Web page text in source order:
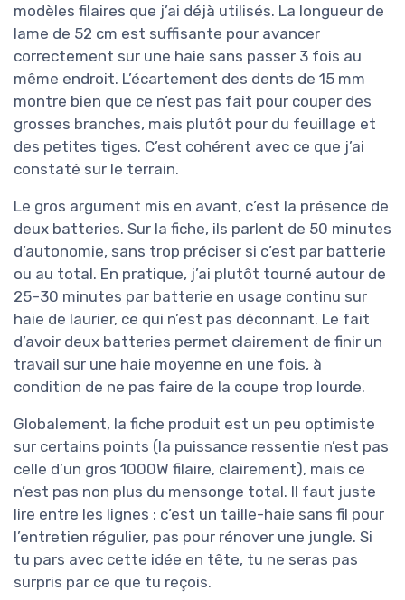
modèles filaires que j’ai déjà utilisés. La longueur de
lame de 52 cm est suffisante pour avancer
correctement sur une haie sans passer 3 fois au
même endroit. L’écartement des dents de 15 mm
montre bien que ce n’est pas fait pour couper des
grosses branches, mais plutôt pour du feuillage et
des petites tiges. C’est cohérent avec ce que j’ai
constaté sur le terrain.
Le gros argument mis en avant, c’est la présence de
deux batteries. Sur la fiche, ils parlent de 50 minutes
d’autonomie, sans trop préciser si c’est par batterie
ou au total. En pratique, j’ai plutôt tourné autour de
25–30 minutes par batterie en usage continu sur
haie de laurier, ce qui n’est pas déconnant. Le fait
d’avoir deux batteries permet clairement de finir un
travail sur une haie moyenne en une fois, à
condition de ne pas faire de la coupe trop lourde.
Globalement, la fiche produit est un peu optimiste
sur certains points (la puissance ressentie n’est pas
celle d’un gros 1000W filaire, clairement), mais ce
n’est pas non plus du mensonge total. Il faut juste
lire entre les lignes : c’est un taille-haie sans fil pour
l’entretien régulier, pas pour rénover une jungle. Si
tu pars avec cette idée en tête, tu ne seras pas
surpris par ce que tu reçois.